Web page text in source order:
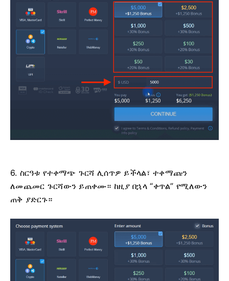
6. ስርዓቱ የተቀማጭ ጉርሻ ሊሰጥዎ ይችላል፣ ተቀማጩን
ለመጨመር ጉርሻውን ይጠቀሙ። ከዚያ በኋላ “ቀጥል” የሚለውን
ጠቅ ያድርጉ።